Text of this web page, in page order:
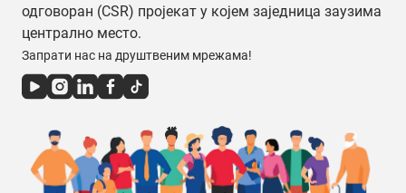
одговоран (CSR) пројекат у којем заједница заузима
централно место.
Запрати нас на друштвеним мрежама!